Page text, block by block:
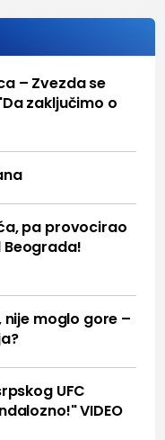
– Zvezda se
zaključimo o
pa provocirao
moglo gore –
UFC
VIDEO